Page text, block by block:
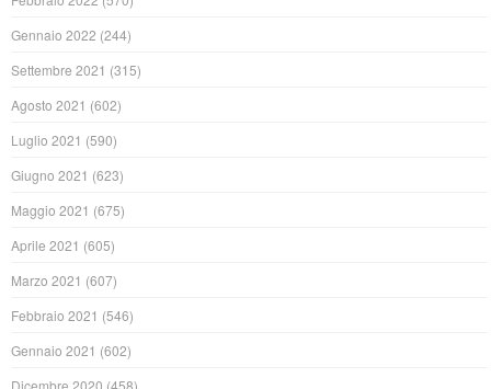
Gennaio 2022 (244)
Settembre 2021 (315)
Agosto 2021 (602)
Luglio 2021 (590)
Giugno 2021 (623)
Maggio 2021 (675)
Aprile 2021 (605)
Marzo 2021 (607)
Febbraio 2021 (546)
Gennaio 2021 (602)